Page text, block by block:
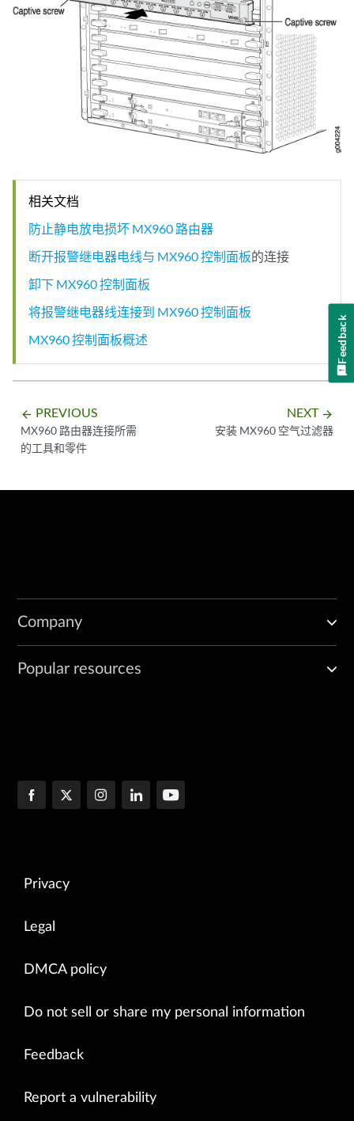
相关文档
防止静电放电损坏 MX960 路由器
断开报警继电器电线与 MX960 控制面板的连接
卸下 MX960 控制面板
将报警继电器线连接到 MX960 控制面板
MX960 控制面板概述
arrow_backward PREVIOUS
MX960 路由器连接所需
的工具和零件
NEXT arrow_forward
安装 MX960 空气过滤器
Company
Popular resources
Privacy
Legal
DMCA policy
Do not sell or share my personal information
Feedback
Report a vulnerability
Feedback